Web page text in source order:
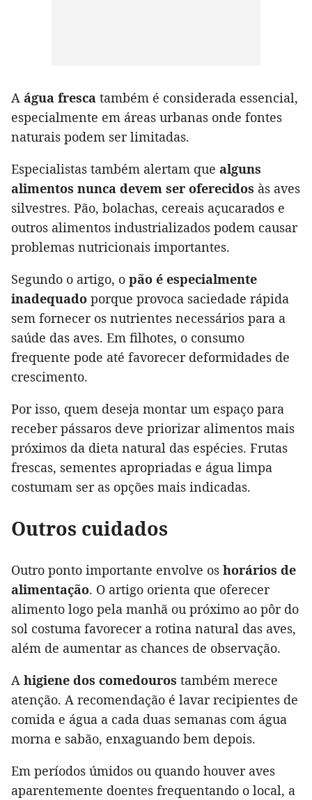
A água fresca também é considerada essencial,
especialmente em áreas urbanas onde fontes
naturais podem ser limitadas.
Especialistas também alertam que alguns
alimentos nunca devem ser oferecidos às aves
silvestres. Pão, bolachas, cereais açucarados e
outros alimentos industrializados podem causar
problemas nutricionais importantes.
Segundo o artigo, o pão é especialmente
inadequado porque provoca saciedade rápida
sem fornecer os nutrientes necessários para a
saúde das aves. Em filhotes, o consumo
frequente pode até favorecer deformidades de
crescimento.
Por isso, quem deseja montar um espaço para
receber pássaros deve priorizar alimentos mais
próximos da dieta natural das espécies. Frutas
frescas, sementes apropriadas e água limpa
costumam ser as opções mais indicadas.
Outros cuidados
Outro ponto importante envolve os horários de
alimentação. O artigo orienta que oferecer
alimento logo pela manhã ou próximo ao pôr do
sol costuma favorecer a rotina natural das aves,
além de aumentar as chances de observação.
A higiene dos comedouros também merece
atenção. A recomendação é lavar recipientes de
comida e água a cada duas semanas com água
morna e sabão, enxaguando bem depois.
Em períodos úmidos ou quando houver aves
aparentemente doentes frequentando o local, a